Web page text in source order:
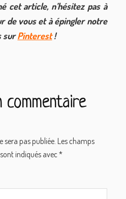
cet article, n’hésitez pas à
de vous et à épingler notre
surPinterest!
commentaire
sera pas publiée. Les champs
indiqués avec*